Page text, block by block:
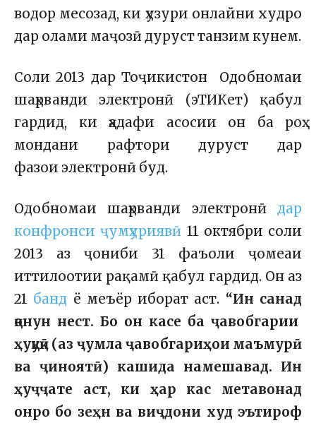
водор месозад, ки ҳузури онлайни худро
дар олами маҷозӣ дуруст танзим кунем.
Соли 2013 дар Тоҷикистон Одобномаи
шаҳрванди электронӣ (эТИКет) қабул
гардид, ки ҳадафи асосии он ба роҳ
мондани рафтори дуруст дар
фазои электронӣ буд.
Одобномаи шаҳрванди электронӣ дар
конфронси ҷумҳуриявӣ 11 октябри соли
2013 аз ҷониби 31 фаъоли ҷомеаи
иттилоотии рақамӣ қабул гардид. Он аз
21 банд ё меъёр иборат аст. “Ин санад
қонун нест. Бо он касе ба ҷавобгарии
ҳуқуқӣ (аз ҷумла ҷавобгариҳои маъмурӣ
ва ҷиноятӣ) кашида намешавад. Ин
ҳуҷҷате аст, ки ҳар кас метавонад
онро бо зеҳн ва виҷдони худ эътироф